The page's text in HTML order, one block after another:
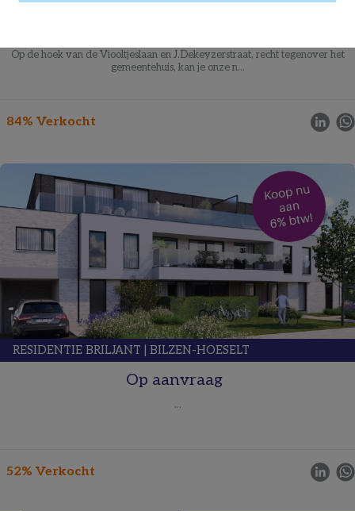
Op de hoek van de Viooltjeslaan en J.Dekeyzerstraat, recht tegenover het
gemeentehuis, kan je onze n...
84% Verkocht
RESIDENTIE BRILJANT BILZEN-HOESELT
Op aanvraag
...
52% Verkocht